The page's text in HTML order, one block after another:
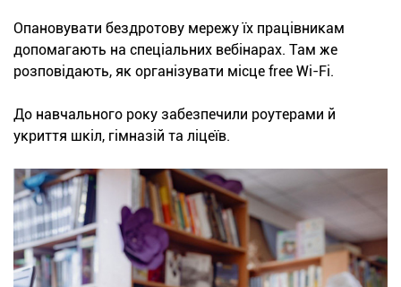
Опановувати бездротову мережу їх працівникам
допомагають на спеціальних вебінарах. Там же
розповідають, як організувати місце free Wi-Fi.
До навчального року забезпечили роутерами й
укриття шкіл, гімназій та ліцеїв.